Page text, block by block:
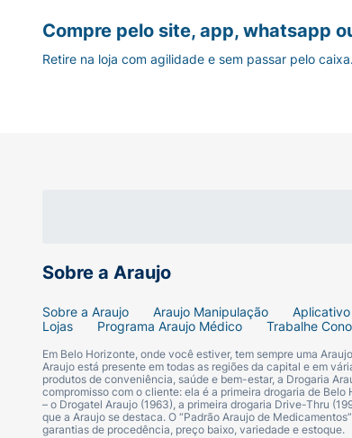
Sobre a Araujo
Sobre a Araujo Araujo Manipulação Aplicativo
Lojas
Programa Araujo Médico Trabalhe
Em Belo Horizonte, onde você estiver, tem sempre uma
Araujo está presente em todas as regiões da capital e em
produtos de conveniência, saúde e bem-estar, a Drogaria
compromisso com o cliente: ela é a primeira drogaria de
– o Drogatel Araujo (1963), a primeira drogaria Drive-Thru
que a Araujo se destaca. O “Padrão Araujo de
garantias de procedência, preço baixo, variedade e estoque.
Compre pelo site, app, whatsapp
Retire na loja com agilidade e sem passar pelo caixa.